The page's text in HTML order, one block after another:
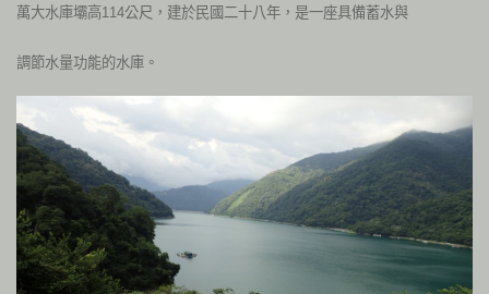
萬大水庫壩高114公尺，建於民國二十八年，是一座具備蓄水與
調節水量功能的水庫。